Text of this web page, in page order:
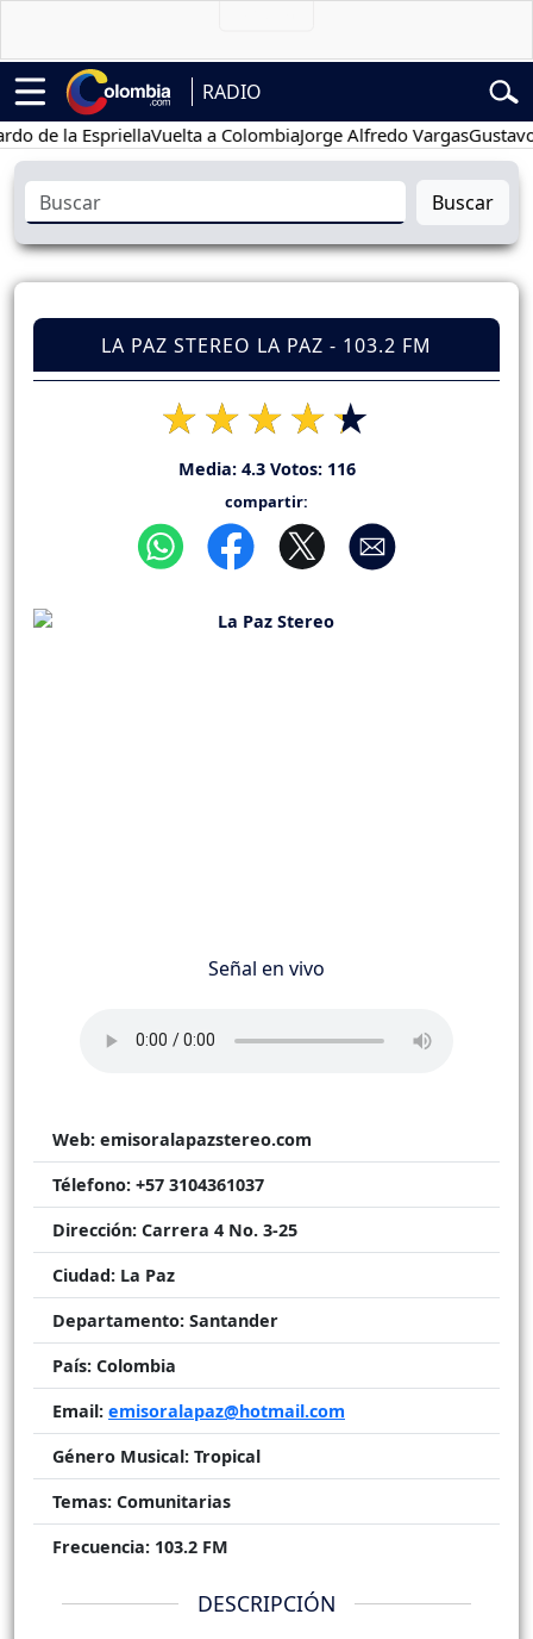
RADIO
la EspriellaVuelta a ColombiaJorge Alfredo VargasGustavo
Buscar
LA PAZ STEREO LA PAZ - 103.2 FM
Media: 4.3Votos: 116
compartir:
Señal en vivo
Web: emisoralapazstereo.com
Télefono: +57 3104361037
Dirección: Carrera 4 No. 3-25
Ciudad: La Paz
Departamento: Santander
País: Colombia
Email: emisoralapaz@hotmail.com
Género Musical: Tropical
Temas: Comunitarias
Frecuencia: 103.2 FM
DESCRIPCIÓN